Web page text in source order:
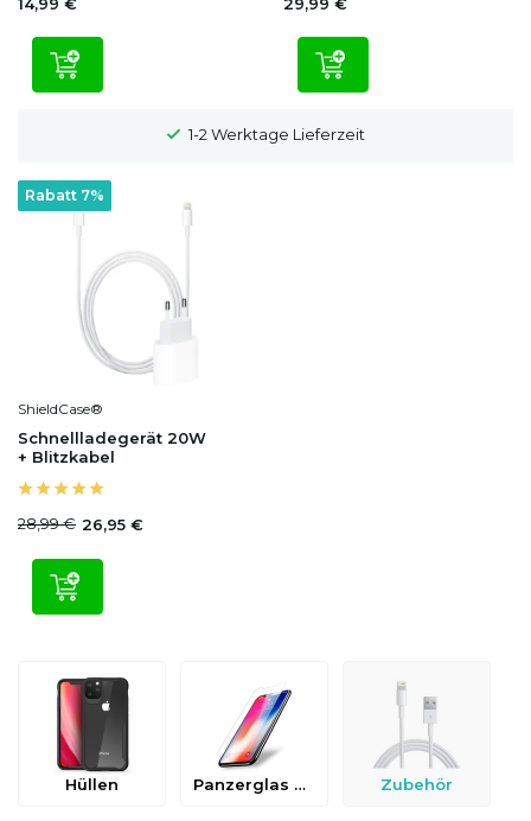
1-2 Werktage Lieferzeit
Rabatt 7%
ShieldCase®
Schnellladegerät 20W
+ Blitzkabel
28,99 € 26,95 €
Hüllen Panzerglas & Schutzfolien Zubehör